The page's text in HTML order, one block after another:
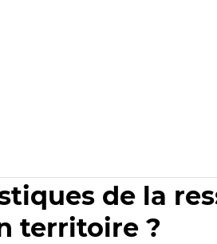
de la
territoire ?